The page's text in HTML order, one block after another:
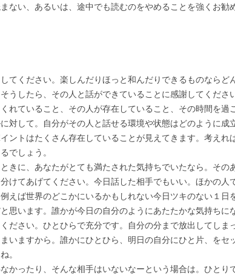
ない、あるいは、途中でも読むのをやめることを強くお勧
てください。楽しんだりほっと和んだりできるものならど
うしたら、その人と話ができていることに感謝してくださ
れていること、その人が存在していること、その時間を過
対して。自分がその人と話せる環境や状態はどのように成
ントはたくさん存在していることが見えてきます。考えれ
でしょう。
きに、あなたがとても満たされた気持ちでいたなら。その
けてあげてください。今日話した相手でもいい。ほかの人
えば世界のどこかにいるかもしれない今日ツキのない１日
思います。誰かが今日の自分のようにあたたかな気持ちに
ださい。ひとひらで充分です。自分の分まで放出してしま
いますから。誰かにひとひら、明日の自分にひと片、をセ
。
かったり、そんな相手はいないなーという場合は。ひとり